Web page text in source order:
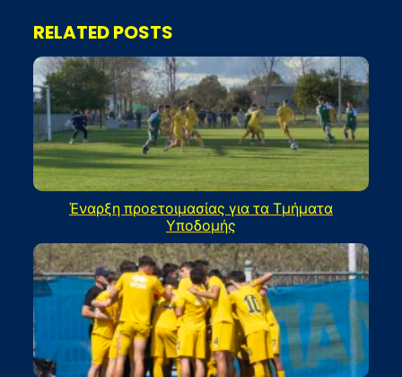
RELATED POSTS
Έναρξη προετοιμασίας για τα Τμήματα
Υποδομής